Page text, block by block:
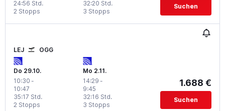
2 Stopps
24:56 Std.
3 Stopps
32:20 Std. Suchen
LEJ OGG
Do 29.10.
10:30 -
10:47
2 Stopps
35:17 Std.
Mo 2.11.
14:29 -
9:45
3 Stopps
32:16 Std.
1.688 €
Suchen